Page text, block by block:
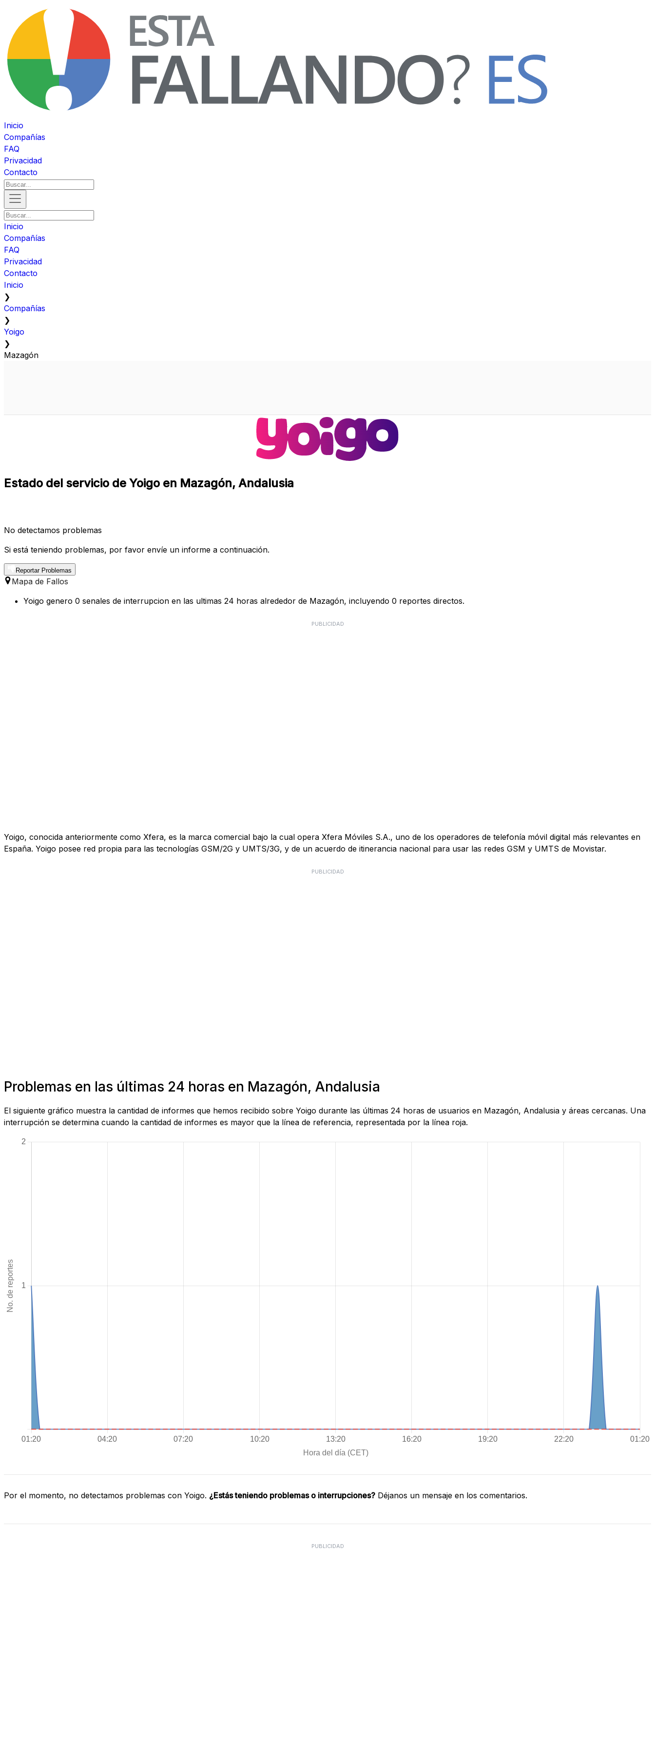
Inicio
Compañías
FAQ
Privacidad
Contacto
Inicio
Compañías
FAQ
Privacidad
Contacto
Inicio
❯
Compañías
❯
Yoigo
❯
Mazagón
Estado del servicio de Yoigo en Mazagón, Andalusia
No detectamos problemas
Si está teniendo problemas, por favor envíe un informe a continuación.
Reportar Problemas
Mapa de Fallos
Yoigo genero 0 senales de interrupcion en las ultimas 24 horas alrededor de Mazagón, incluyendo 0 reportes directos.
PUBLICIDAD
Yoigo, conocida anteriormente como Xfera, es la marca comercial bajo la cual opera Xfera Móviles S.A., uno de los operadores de telefonía móvil digital más relevantes en
España. Yoigo posee red propia para las tecnologías GSM/2G y UMTS/3G, y de un acuerdo de itinerancia nacional para usar las redes GSM y UMTS de Movistar.
PUBLICIDAD
Problemas en las últimas 24 horas en Mazagón, Andalusia
El siguiente gráfico muestra la cantidad de informes que hemos recibido sobre Yoigo durante las últimas 24 horas de usuarios en Mazagón, Andalusia y áreas cercanas. Una
interrupción se determina cuando la cantidad de informes es mayor que la línea de referencia, representada por la línea roja.
Por el momento, no detectamos problemas con Yoigo. ¿Estás teniendo problemas o interrupciones? Déjanos un mensaje en los comentarios.
PUBLICIDAD